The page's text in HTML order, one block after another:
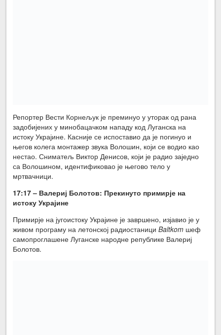
Репортер Вести Корнељук је преминуо у уторак од рана
задобијених у минобацачком нападу код Луганска на
истоку Украјине. Касније се испоставио да је погинуо и
његов колега монтажер звука Волошин, који се водио као
нестао. Сниматељ Виктор Денисов, који је радио заједно
са Волошином, идентификовао је његово тело у
мртвачници.
17:17 – Валериј Болотов: Прекинуто примирје на
истоку Украјине
Примирје на југоистоку Украјине је завршено, изјавио је у
живом програму на летонској радиостанициBaltkom шеф
самопроглашене Луганске народне републике Валериј
Болотов.